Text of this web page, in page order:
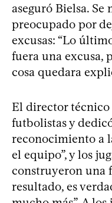
aseguró Bielsa. Se
preocupado por
excusas: “Lo
fuera una excusa,
cosa quedara
El director técnico
futbolistas y
reconocimiento a
el equipo”, y los
construyeron una
resultado, es